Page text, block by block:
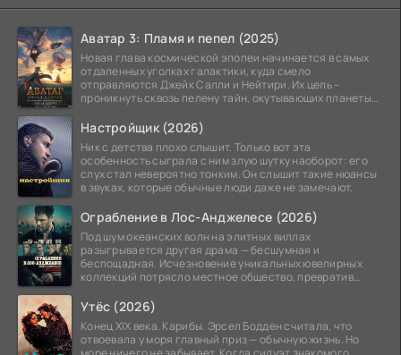
Аватар 3: Пламя и пепел (2025)
Новая глава космической эпопеи начинается в самых
отдаленных уголках галактики, куда смело
отправляются Джейк Салли и Нейтири. Их цель –
проникнуть сквозь пелену тайн, окутывающих планеты
Настройщик (2026)
Ник с детства плохо слышит. Только вот эта
особенность сыграла с ним злую шутку наоборот: его
слух стал невероятно тонким. Он слышит такие нюансы
в звуках, которые обычные люди даже не замечают.
Ограбление в Лос-Анджелесе (2026)
Под шум океанских волн на элитных виллах
разыгрывается другая драма — бесшумная и
беспощадная. Исчезновение уникальных ювелирных
коллекций потрясло местное общество, превратив
Утёс (2026)
Конец XIX века. Карибы. Эрсел Бодден считала, что
отвоевала у моря главный приз — обычную жизнь. Но